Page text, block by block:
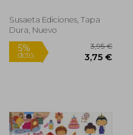
5%
dcto.
Susaeta Ediciones, Tapa
Dura, Nuevo